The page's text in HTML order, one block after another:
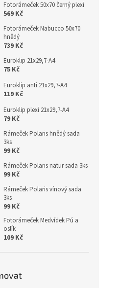
Fotorámeček 50x70 černý plexi
569 Kč
Fotorámeček Nabucco 50x70
hnědý
739 Kč
Euroklip 21x29,7-A4
75 Kč
Euroklip anti 21x29,7-A4
119 Kč
Euroklip plexi 21x29,7-A4
79 Kč
Rámeček Polaris hnědý sada
3ks
99 Kč
Rámeček Polaris natur sada 3ks
99 Kč
Rámeček Polaris vínový sada
3ks
99 Kč
Fotorámeček Medvídek Pú a
oslík
109 Kč